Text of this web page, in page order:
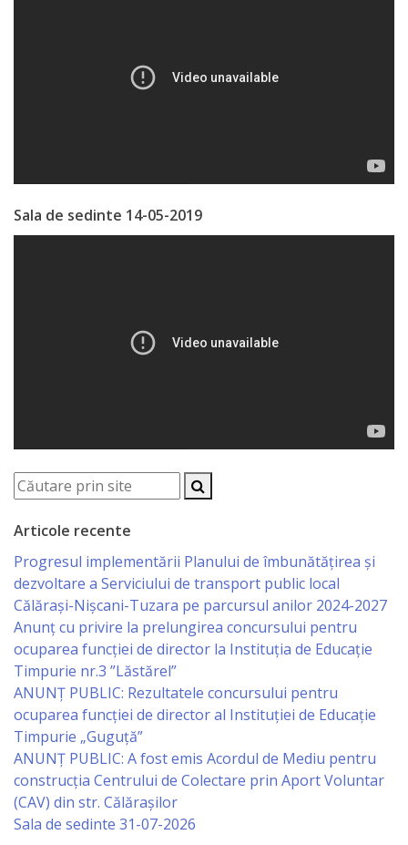
Comerţ
Problemele
Tineretului
Specialist
Primar
Viceprimarii
Specialist
Relații
cu
Publicul,
Operator
CISC
Organigrama
Regulament
Sala de sedinte 14-05-2019
Articole recente
Progresul implementării Planului de îmbunătățirea și
dezvoltare a Serviciului de transport public local
Călărași-Nișcani-Tuzara pe parcursul anilor 2024-2027
Anunț cu privire la prelungirea concursului pentru
ocuparea funcţiei de director la Instituția de Educație
Timpurie nr.3 ”Lăstărel”
ANUNȚ PUBLIC: Rezultatele concursului pentru
ocuparea funcției de director al Instituției de Educație
Timpurie „Guguță”
ANUNȚ PUBLIC: A fost emis Acordul de Mediu pentru
construcția Centrului de Colectare prin Aport Voluntar
(CAV) din str. Călărașilor
Sala de sedinte 31-07-2026